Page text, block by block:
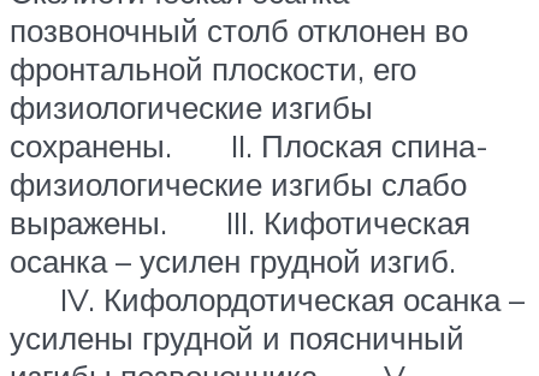
позвоночный столб отклонен во
фронтальной плоскости, его
физиологические изгибы
сохранены. II. Плоская спина-
физиологические изгибы слабо
выражены. III. Кифотическая
осанка – усилен грудной изгиб.
IV. Кифолордотическая осанка –
усилены грудной и поясничный